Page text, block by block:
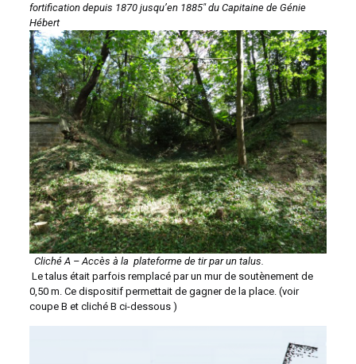
fortification depuis 1870 jusqu’en 1885″du Capitaine de Génie
Hébert
Cliché A – Accès à la plateforme de tir par un talus.
Le talus était parfois remplacé par un mur de soutènement de
0,50 m. Ce dispositif permettait de gagner de la place. (voir
coupe B et cliché B ci-dessous )